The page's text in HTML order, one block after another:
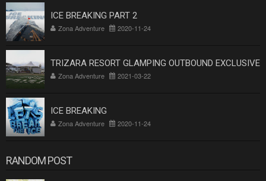
ICE BREAKING PART 2
Zona Adventure 2020-11-24
TRIZARA RESORT GLAMPING OUTBOUND EXCLUSIVE
Zona Adventure 2021-03-22
ICE BREAKING
Zona Adventure 2020-11-24
RANDOM POST